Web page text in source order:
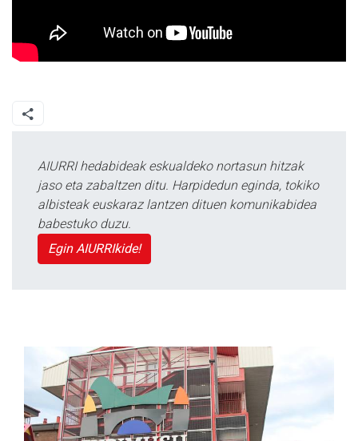
AIURRI hedabideak eskualdeko nortasun hitzak
jaso eta zabaltzen ditu. Harpidedun eginda, tokiko
albisteak euskaraz lantzen dituen komunikabidea
babestuko duzu.
Egin AIURRIkide!